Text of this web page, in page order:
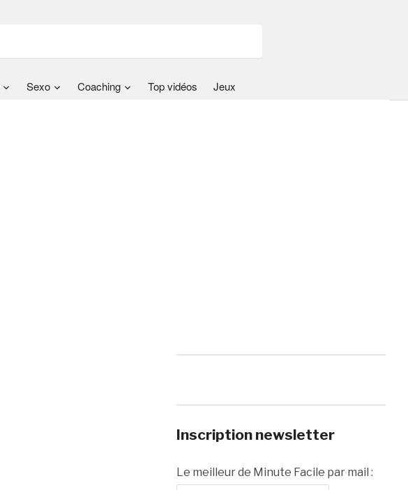
Sexo Coaching Top vidéos Jeux
Inscription newsletter
Le meilleur de Minute Facile par mail :